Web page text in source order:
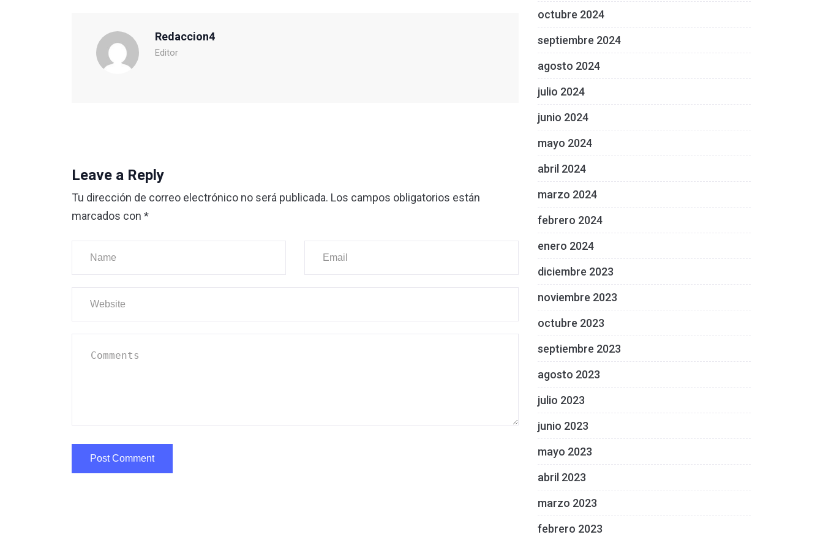
Redaccion4
Editor
Leave a Reply
Tu dirección de correo electrónico no será publicada. Los campos obligatorios están
marcados con *
octubre 2024
septiembre 2024
agosto 2024
julio 2024
junio 2024
mayo 2024
abril 2024
marzo 2024
febrero 2024
enero 2024
diciembre 2023
noviembre 2023
octubre 2023
septiembre 2023
agosto 2023
julio 2023
junio 2023
mayo 2023
abril 2023
marzo 2023
febrero 2023